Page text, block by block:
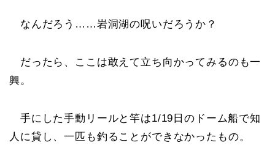
なんだろう……岩洞湖の呪いだろうか？
だったら、ここは敢えて立ち向かってみるのも一
興。
手にした手動リールと竿は1/19日のドーム船で知
人に貸し、一匹も釣ることができなかったもの。